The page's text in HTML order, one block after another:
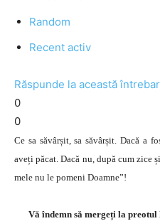
Random
Recent activ
Răspunde la această
0
0
Ce sa săvârșit, sa săvârșit. Dacă a
aveți păcat. Dacă nu, după cum zice
mele nu le pomeni Doamne”!
Vă îndemn să mergeți la